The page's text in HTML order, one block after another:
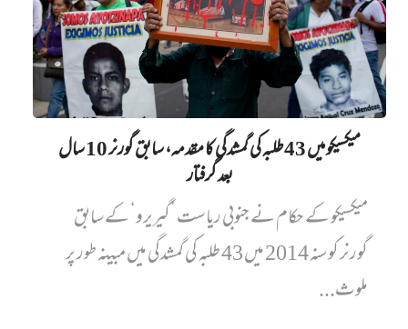
میکسیکو میں 43 طلبہ کی گمشدگی کا مقدمہ، سابق گورنر 10 سال
بعد گرفتار
میکسیکو کے حکام نے جنوبی ریاست ’گیریرو‘ کے سابق
گورنر کو سنہ 2014 میں 43 طلبہ کی گمشدگی میں مبینہ طور پر
ملوث...